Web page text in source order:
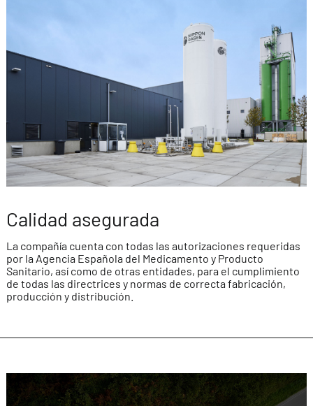
Calidad asegurada
La compañía cuenta con todas las autorizaciones requeridas
por la Agencia Española del Medicamento y Producto
Sanitario, así como de otras entidades, para el cumplimiento
de todas las directrices y normas de correcta fabricación,
producción y distribución.